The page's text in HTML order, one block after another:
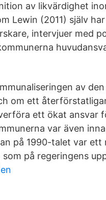
av likvärdighet
Lewin (2011) själv
intervjuer med
av
om ett
ett ökat ansvar
var även
på 1990-talet var
på regeringens